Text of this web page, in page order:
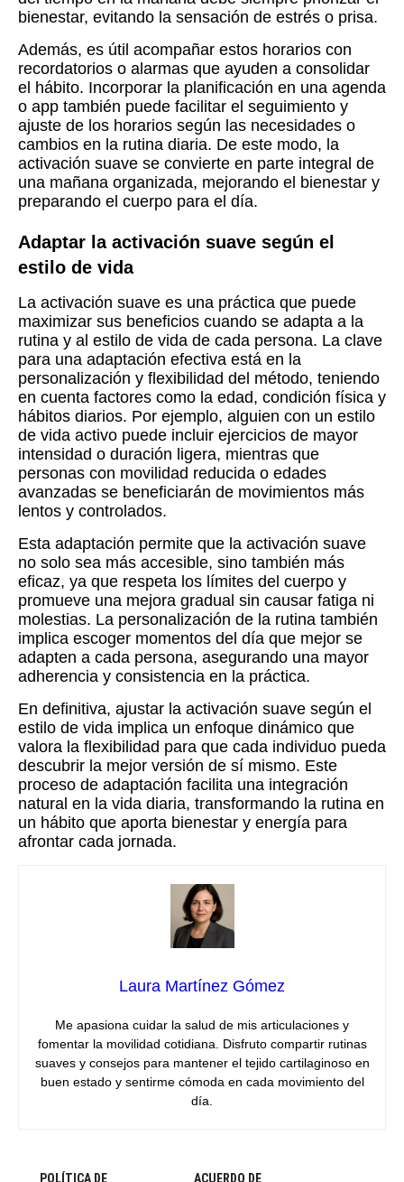
bienestar, evitando la sensación de estrés o prisa.
Además, es útil acompañar estos horarios con
recordatorios o alarmas que ayuden a consolidar
el hábito. Incorporar la planificación en una agenda
o app también puede facilitar el seguimiento y
ajuste de los horarios según las necesidades o
cambios en la rutina diaria. De este modo, la
activación suave se convierte en parte integral de
una mañana organizada, mejorando el bienestar y
preparando el cuerpo para el día.
Adaptar la activación suave según el
estilo de vida
La activación suave es una práctica que puede
maximizar sus beneficios cuando se adapta a la
rutina y al estilo de vida de cada persona. La clave
para una adaptación efectiva está en la
personalización y flexibilidad del método, teniendo
en cuenta factores como la edad, condición física y
hábitos diarios. Por ejemplo, alguien con un estilo
de vida activo puede incluir ejercicios de mayor
intensidad o duración ligera, mientras que
personas con movilidad reducida o edades
avanzadas se beneficiarán de movimientos más
lentos y controlados.
Esta adaptación permite que la activación suave
no solo sea más accesible, sino también más
eficaz, ya que respeta los límites del cuerpo y
promueve una mejora gradual sin causar fatiga ni
molestias. La personalización de la rutina también
implica escoger momentos del día que mejor se
adapten a cada persona, asegurando una mayor
adherencia y consistencia en la práctica.
En definitiva, ajustar la activación suave según el
estilo de vida implica un enfoque dinámico que
valora la flexibilidad para que cada individuo pueda
descubrir la mejor versión de sí mismo. Este
proceso de adaptación facilita una integración
natural en la vida diaria, transformando la rutina en
un hábito que aporta bienestar y energía para
afrontar cada jornada.
Laura Martínez Gómez
Me apasiona cuidar la salud de mis articulaciones y
fomentar la movilidad cotidiana. Disfruto compartir rutinas
suaves y consejos para mantener el tejido cartilaginoso en
buen estado y sentirme cómoda en cada movimiento del
día.
POLÍTICA DE ACUERDO DE